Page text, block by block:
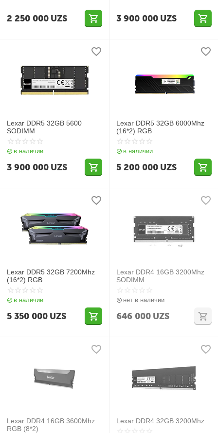
2 250 000 UZS 3 900 000 UZS
Lexar DDR5 32GB 5600
SODIMM
в наличии
3 900 000 UZS
Lexar DDR5 32GB 6000Mhz
(16*2) RGB
в наличии
5 200 000 UZS
Lexar DDR5 32GB 7200Mhz
(16*2) RGB
в наличии
5 350 000 UZS
Lexar DDR4 16GB 3200Mhz
SODIMM
нет в наличии
646 000 UZS
Lexar DDR4 16GB 3600Mhz
RGB (8*2)
Lexar DDR4 32GB 3200Mhz